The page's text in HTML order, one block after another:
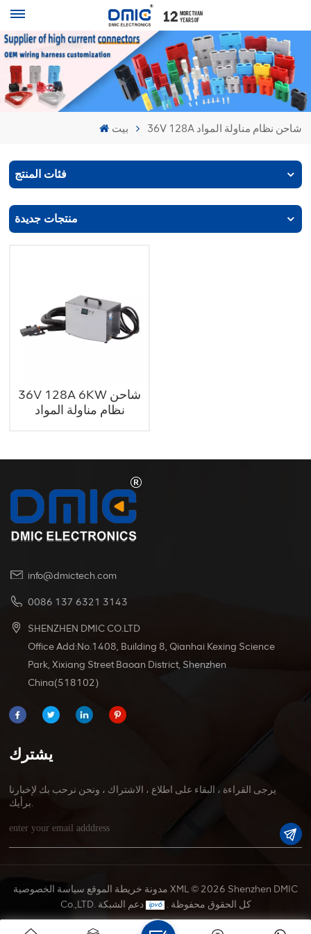
بيت 36V 128A شاحن نظام مناولة المواد
فئات المنتج
منتجات جديدة
36V 128A 6KW شاحن
نظام مناولة المواد
info@dmictech.com
0086 137 6321 3143
SHENZHEN DMIC CO.LTD
Office Add:No.1408, Building 8, Qianhai Kexing Science
Park, Xixiang Street Baoan District, Shenzhen
China(518102)
يشترك
يرجى القراءة ، البقاء على اطلاع ، الاشتراك ، ونحن نرحب بك لإخبارنا
برأيك.
مدونة خريطة الموقع سياسة الخصوصية XML© 2026 Shenzhen DMIC
Co.,LTD. كل الحقوق محفوظة .
دعم الشبكة